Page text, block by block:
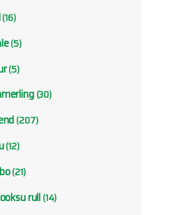
(16)
(5)
(5)
(30)
(207)
(12)
(21)
rull (14)